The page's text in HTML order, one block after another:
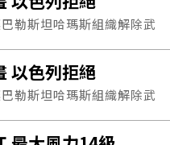
勒斯坦哈瑪斯組織解除武
胡9日表示，以色列政府
以色列拒絕
勒斯坦哈瑪斯組織解除武
胡9日表示，以色列政府